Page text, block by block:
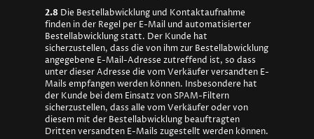
2.8 Die Bestellabwicklung und Kontaktaufnahme
finden in der Regel per E-Mail und automatisierter
Bestellabwicklung statt. Der Kunde hat
sicherzustellen, dass die von ihm zur Bestellabwicklung
angegebene E-Mail-Adresse zutreffend ist, so dass
unter dieser Adresse die vom Verkäufer versandten E-
Mails empfangen werden können. Insbesondere hat
der Kunde bei dem Einsatz von SPAM-Filtern
sicherzustellen, dass alle vom Verkäufer oder von
diesem mit der Bestellabwicklung beauftragten
Dritten versandten E-Mails zugestellt werden können.